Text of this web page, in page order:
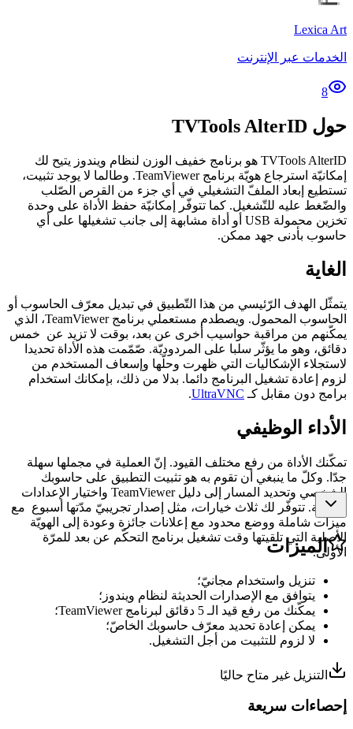
Lexica Art
الخدمات عبر الإنترنت
8
حول TVTools AlterID
TVTools AlterID هو برنامج خفيف الوزن لنظام ويندوز يتيح لك
إمكانيّة استرجاع هويّة برنامج TeamViewer. وطالما لا يوجد تثبيت،
تستطيع إبعاد الملفّ التشغيلي في أي جزء من القرص الصّلب
والضّغط عليه للتّشغيل. كما تتوفّر إمكانيّة حفظ الأداة على وحدة
تخزين محمولة USB أو أداة مشابهة إلى جانب تشغيلها على أي
حاسوب بأدنى جهد ممكن.
الغاية
يتمثّل الهدف الرّئيسي من هذا التّطبيق في تبديل معرّف الحاسوب أو
الحاسوب المحمول. ويصطدم مستعملي برنامج TeamViewer، الذي
يمكّنهم من مراقبة حواسيب أخرى عن بعد، بوقت لا تزيد عن خمس
دقائق، وهو ما يؤثّر سلبا على المردوديّة. صّمّمت هذه الأداة تحديدا
لاستجلاء الإشكاليات التي ظهرت وحلّها وإسعاف المستخدم من
لزوم إعادة تشغيل البرنامج دائما. بدلا من ذلك، بإمكانك استخدام
برامج دون مقابل كـ UltraVNC
.
الأداء الوظيفي
تمكّنك الأداة من رفع مختلف القيود. إنّ العملية في مجملها سهلة
جدّا. وكلّ ما ينبغي أن تقوم به هو تثبيت التطبيق على حاسوبك
الشخصي وتحديد المسار إلى دليل TeamViewer واختيار الإعدادات
اللاّزمة. تتوفّر لك ثلاث خيارات، مثل إصدار تجريبيّ مدّتها أسبوع مع
ميزات شاملة ووضع محدود مع إعلانات جائزة وعودة إلى الهويّة
الأصلية التي تلقيتها وقت تشغيل برنامج التحكّم عن بعد للمرّة
الأولى.الميزات
تنزيل واستخدام مجانيّ؛
يتوافق مع الإصدارات الحديثة لنظام ويندوز؛
يمكّنك من رفع قيد الـ 5 دقائق لبرنامج TeamViewer؛
يمكن إعادة تحديد معرّف حاسوبك الخاصّ؛
لا لزوم للتثبيت من أجل التشغيل.
التنزيل غير متاح حاليًا
إحصاءات سريعة